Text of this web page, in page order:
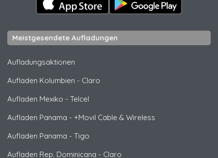
Meistgesendete Aufladungen
Aufladungsaktionen
Aufladen Kolumbien - Claro
Aufladen Mexiko - Telcel
Aufladen Panama - +Movil Cable & Wireless
Aufladen Panama - Tigo
Aufladen Rep. Dominicana - Claro